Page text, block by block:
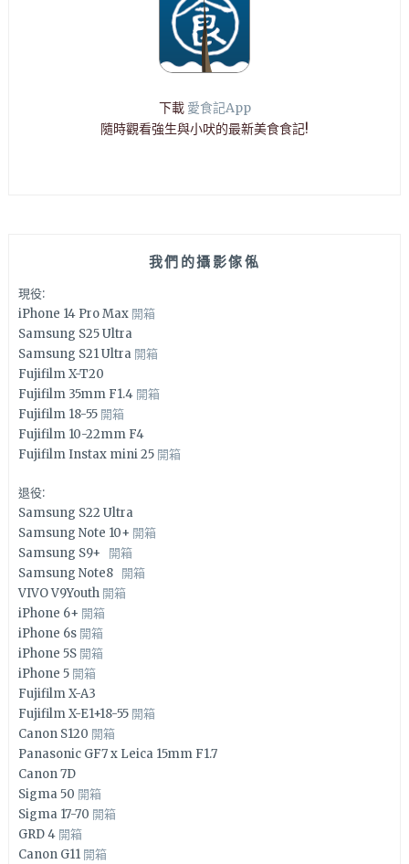
下載 愛食記App
隨時觀看強生與小吠的最新美食食記!
我們的攝影傢俬
現役:
iPhone 14 Pro Max 開箱
Samsung S25 Ultra
Samsung S21 Ultra 開箱
Fujifilm X-T20
Fujifilm 35mm F1.4 開箱
Fujifilm 18-55 開箱
Fujifilm 10-22mm F4
Fujifilm Instax mini 25 開箱
退役:
Samsung S22 Ultra
Samsung Note 10+ 開箱
Samsung S9+ 開箱
Samsung Note8 開箱
VIVO V9Youth 開箱
iPhone 6+ 開箱
iPhone 6s 開箱
iPhone 5S 開箱
iPhone 5 開箱
Fujifilm X-A3
Fujifilm X-E1+18-55 開箱
Canon S120 開箱
Panasonic GF7 x Leica 15mm F1.7
Canon 7D
Sigma 50 開箱
Sigma 17-70 開箱
GRD 4 開箱
Canon G11 開箱